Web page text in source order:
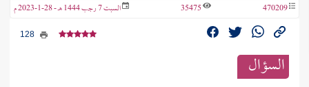
470209
35475 السبت 7 رجب 1444 هـ - 28-1-2023 م
السؤال